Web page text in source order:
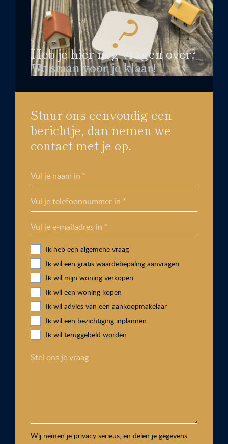
Heb je hier nog vragen over?
We staan voor je klaar!
Stuur ons eenvoudig een
berichtje, dan nemen we
contact met je op.
Vul je naam in *
Vul je telefoonnummer in *
Vul je e-mailadres in *
Ik heb een algemene vraag
Ik wil een gratis waardebepaling aanvragen
Ik wil mijn woning verkopen
Ik wil een woning kopen
Ik wil advies van een aankoopmakelaar
Ik wil een bezichtiging inplannen
Ik wil teruggebeld worden
Stel ons je vraag
Wij nemen je privacy serieus, en delen je gegevens